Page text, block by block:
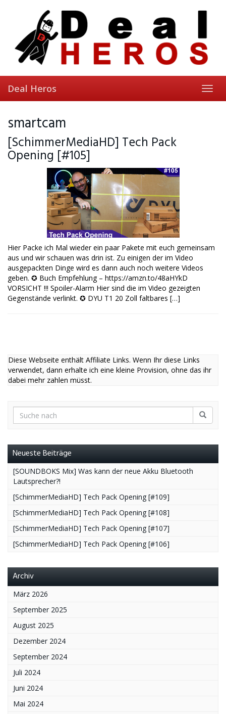
Deal Heros
smartcam
[SchimmerMediaHD] Tech Pack
Opening [#105]
Hier Packe ich Mal wieder ein paar Pakete mit euch gemeinsam
aus und wir schauen was drin ist. Zu einigen der im Video
ausgepackten Dinge wird es dann auch noch weitere Videos
geben. ✪ Buch Empfehlung – https://amzn.to/48aHYkD
VORSICHT !!! Spoiler-Alarm Hier sind die im Video gezeigten
Gegenstände verlinkt. ✪ DYU T1 20 Zoll faltbares […]
Diese Webseite enthält Affiliate Links. Wenn Ihr diese Links
verwendet, dann erhalte ich eine kleine Provision, ohne das ihr
dabei mehr zahlen müsst.
Neueste Beiträge
[SOUNDBOKS Mix] Was kann der neue Akku Bluetooth
Lautsprecher?!
[SchimmerMediaHD] Tech Pack Opening [#109]
[SchimmerMediaHD] Tech Pack Opening [#108]
[SchimmerMediaHD] Tech Pack Opening [#107]
[SchimmerMediaHD] Tech Pack Opening [#106]
Archiv
März 2026
September 2025
August 2025
Dezember 2024
September 2024
Juli 2024
Juni 2024
Mai 2024